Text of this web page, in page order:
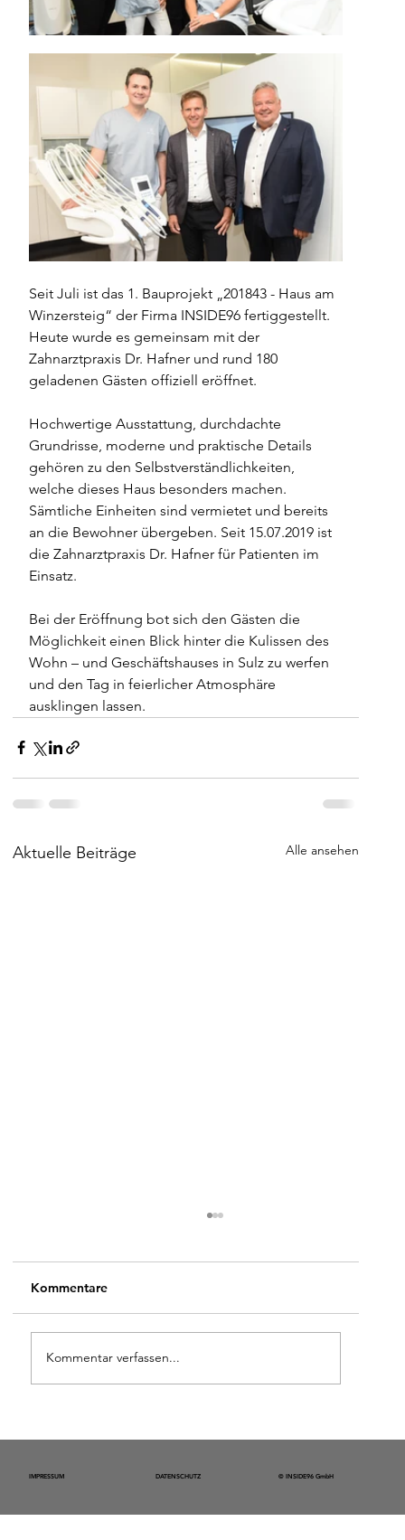
Seit Juli ist das 1. Bauprojekt „201843 - Haus am
Winzersteig“ der Firma INSIDE96 fertiggestellt.
Heute wurde es gemeinsam mit der
Zahnarztpraxis Dr. Hafner und rund 180
geladenen Gästen offiziell eröffnet.
Hochwertige Ausstattung, durchdachte
Grundrisse, moderne und praktische Details
gehören zu den Selbstverständlichkeiten,
welche dieses Haus besonders machen.
Sämtliche Einheiten sind vermietet und bereits
an die Bewohner übergeben. Seit 15.07.2019 ist
die Zahnarztpraxis Dr. Hafner für Patienten im
Einsatz.
Bei der Eröffnung bot sich den Gästen die
Möglichkeit einen Blick hinter die Kulissen des
Wohn – und Geschäftshauses in Sulz zu werfen
und den Tag in feierlicher Atmosphäre
ausklingen lassen.
Aktuelle Beiträge Alle ansehen
Geschichte lebt und Zukunft entsteht
Kommentare
Kommentar verfassen...
IMPRESSUM DATENSCHUTZ © INSIDE96 GmbH